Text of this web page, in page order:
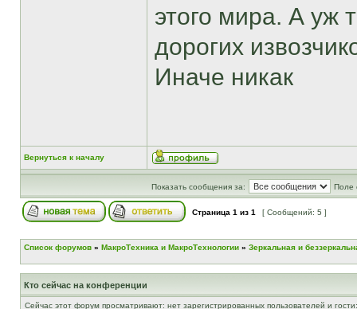
этого мира. А уж
дорогих
Иначе никак
Вернуться к началу
Показать сообщения за: Поле
Страница 1 из 1 [ Сообщений: 5 ]
Список форумов » МакроТехника и МакроТехнологии » Зеркальная и
Кто сейчас на конференции
Сейчас этот форум просматривают: нет зарегистрированных пользователей и